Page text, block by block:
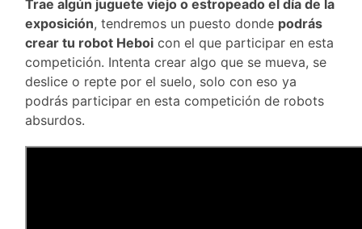
Trae algún juguete viejo o estropeado el día de la
exposición, tendremos un puesto donde podrás
crear tu robot Heboi con el que participar en esta
competición. Intenta crear algo que se mueva, se
deslice o repte por el suelo, solo con eso ya
podrás participar en esta competición de robots
absurdos.